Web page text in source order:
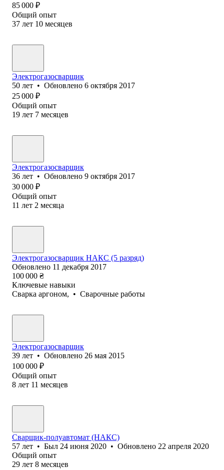
85 000 ₽
Общий опыт
37 лет 10 месяцев
Электрогазосварщик
50 лет • Обновлено 6 октября 2017
25 000 ₽
Общий опыт
19 лет 7 месяцев
Электрогазосварщик
36 лет • Обновлено 9 октября 2017
30 000 ₽
Общий опыт
11 лет 2 месяца
Электрогазосварщик НАКС (5 разряд)
Обновлено 11 декабря 2017
100 000 ₴
Ключевые навыки
Сварка аргоном, • Сварочные работы
Электрогазосварщик
39 лет • Обновлено 26 мая 2015
100 000 ₽
Общий опыт
8 лет 11 месяцев
Сварщик-полуавтомат (НАКС)
57 лет • Был 24 июня 2020 • Обновлено 22 апреля 2020
Общий опыт
29 лет 8 месяцев